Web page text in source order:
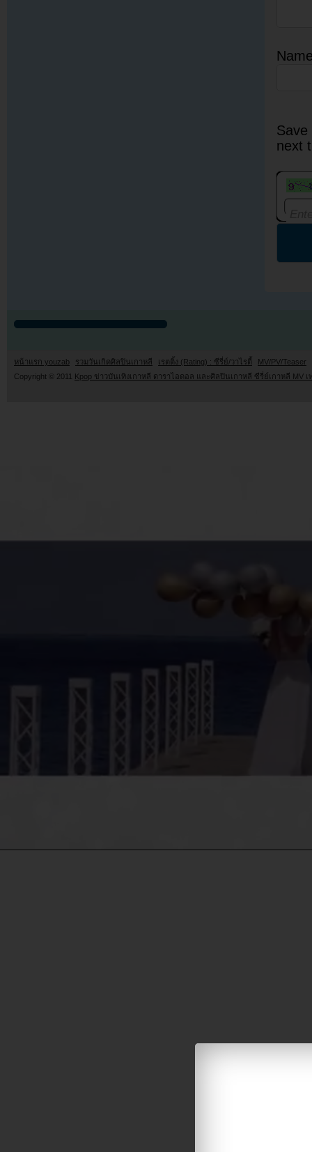
next
หน้าแรก youzab รวมวันเกิดศิลปินเกาหลี เรตติ้ง (Rating) : ซีรี่ย์/วาไรตี้
MV/PV/Teaser
Copyright © 2011 Kpop ข่าวบันเทิงเกาหลี ดาราไอดอล และศิลปินเกาหลี ซีรี่ย์เกาหลี MV